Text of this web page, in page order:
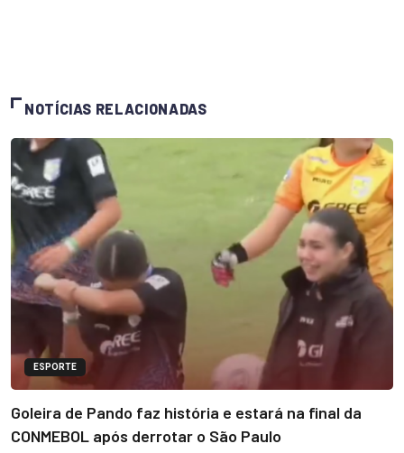
NOTÍCIAS RELACIONADAS
ESPORTE
Goleira de Pando faz história e estará na final da
CONMEBOL após derrotar o São Paulo